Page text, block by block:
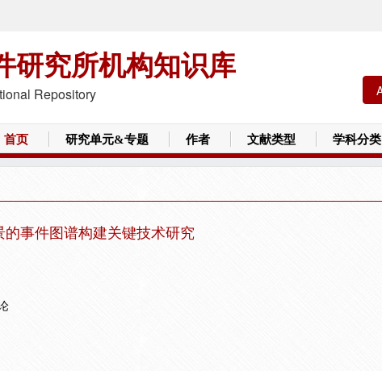
研究所机构知识库
Repository
首页 研究单元&专题 作者 文献类型 学科分类
的事件图谱构建关键技术研究